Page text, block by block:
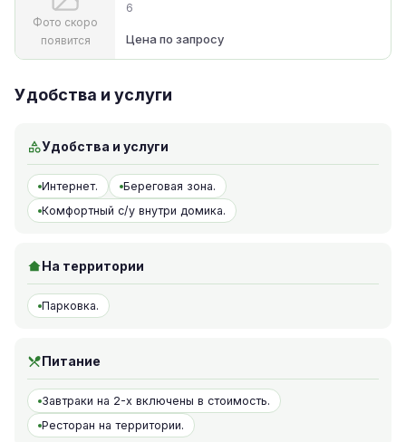
Фото скоро
появится
6
Цена по запросу
Удобства и услуги
Удобства и услуги
Интернет.
Береговая зона.
Комфортный с/у внутри домика.
На территории
Парковка.
Питание
Завтраки на 2-х включены в стоимость.
Ресторан на территории.